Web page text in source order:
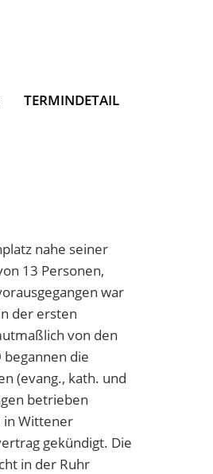
TERMINDETAIL
nahe seiner
13 Personen,
war
der ersten
von den
die
(evang., kath. und
betrieben
in Wittener
gekündigt. Die
in der Ruhr